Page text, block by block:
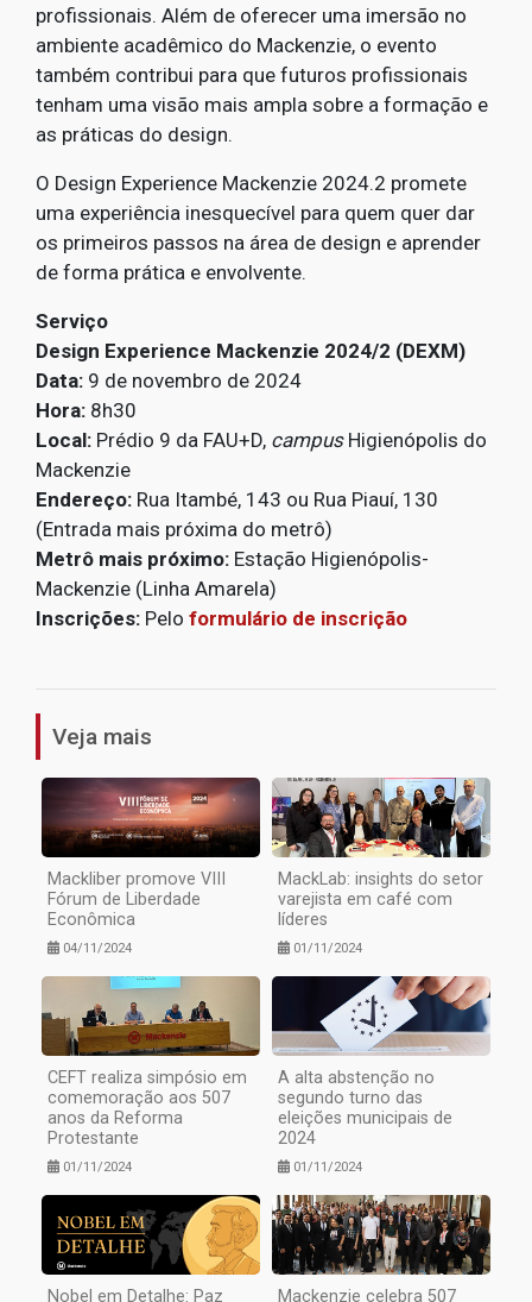
profissionais. Além de oferecer uma imersão no
ambiente acadêmico do Mackenzie, o evento
também contribui para que futuros profissionais
tenham uma visão mais ampla sobre a formação e
as práticas do design.
O Design Experience Mackenzie 2024.2 promete
uma experiência inesquecível para quem quer dar
os primeiros passos na área de design e aprender
de forma prática e envolvente.
Serviço
Design Experience Mackenzie 2024/2 (DEXM)
Data: 9 de novembro de 2024
Hora: 8h30
Local: Prédio 9 da FAU+D, campusHigienópolis do
Mackenzie
Endereço: Rua Itambé, 143 ou Rua Piauí, 130
(Entrada mais próxima do metrô)
Metrô mais próximo: Estação Higienópolis-
Mackenzie (Linha Amarela)
Inscrições: Pelo formulário de inscrição
1
Veja mais
Mackliber promove VIII
Fórum de Liberdade
Econômica
04/11/2024
MackLab: insights do setor
varejista em café com
líderes
01/11/2024
CEFT realiza simpósio em
comemoração aos 507
anos da Reforma
Protestante
01/11/2024
A alta abstenção no
segundo turno das
eleições municipais de
2024
01/11/2024
Nobel em Detalhe: Paz Mackenzie celebra 507